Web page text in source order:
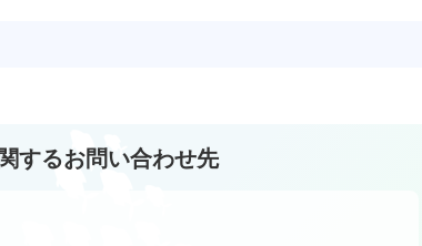
するお問い合わせ先